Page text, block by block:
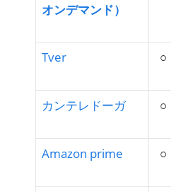
オンデマンド）
Tver
○
カンテレドーガ
○
Amazon prime
○